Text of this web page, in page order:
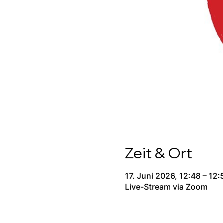
Zeit & Ort
17. Juni 2026, 12:48 –
Live-Stream via Zoom